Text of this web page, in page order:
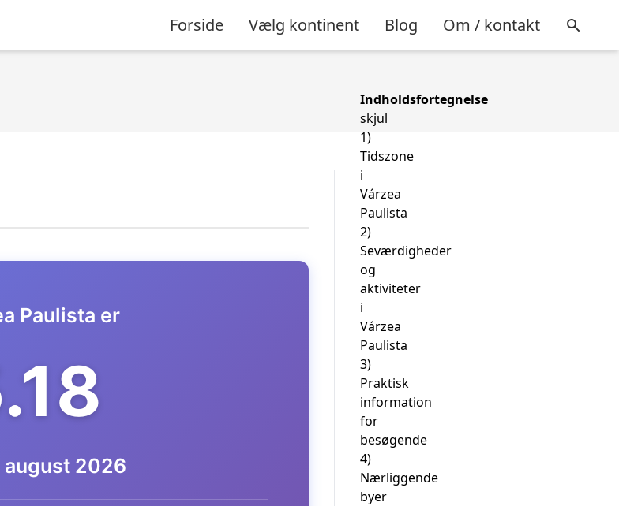
Forside Vælg kontinent Blog Om / kontakt
Paulista er
august 2026
Indholdsfortegnelse
skjul
1)
Tidszone
i
Várzea
Paulista
2)
Seværdigheder
og
aktiviteter
i
Várzea
Paulista
3)
Praktisk
information
for
besøgende
4)
Nærliggende
byer